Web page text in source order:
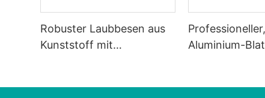
Robuster Laubbesen aus
Kunststoff mit
Aluminium-